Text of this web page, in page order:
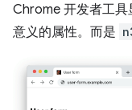
Chrome 开发者工
意义的属性。而是